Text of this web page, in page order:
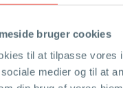
bruger cookies
til at tilpasse vores
medier og til at
hjemmeside og din
i din virksomheds
sigt